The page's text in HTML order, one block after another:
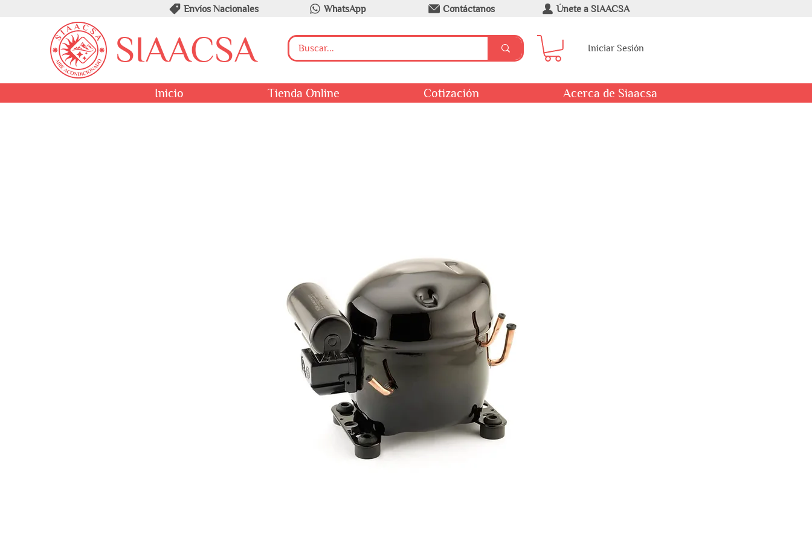
Envíos Nacionales WhatsApp Contáctanos Únete a SIAACSA
SIAACSA Iniciar Sesión
Inicio Tienda Online Cotización Acerca de Siaacsa